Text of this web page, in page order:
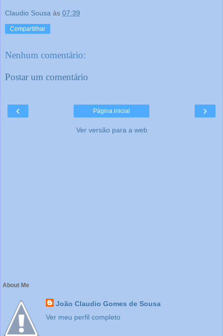
Claudio Sousa às 07:39
Compartilhar
Nenhum comentário:
Postar um comentário
‹ ›
Página inicial
Ver versão para a web
About Me
João Claudio Gomes de Sousa
Ver meu perfil completo